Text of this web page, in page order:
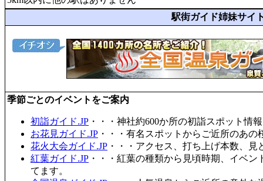
駅街ガイド姉妹サイ
季節ごとのイベントをご案内
初詣ガイド.JP ・・・神社約600か所の初詣スポット情
お花見ガイド.JP ・・・有名スポットからご近所のあ
花火大会ガイド.JP ・・・アクセス、打ち上げ本数、
紅葉ガイド.JP ・・・紅葉の種類から見頃時期、イベ
てます。